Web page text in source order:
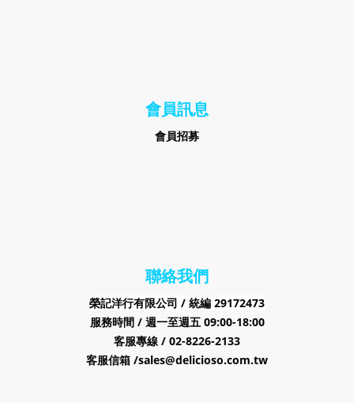
會員訊息
會員招募
聯絡我們
榮記洋行有限公司 / 統編 29172473
服務時間 / 週一至週五 09:00-18:00
客服專線 / 02-8226-2133
客服信箱 /sales@delicioso.com.tw